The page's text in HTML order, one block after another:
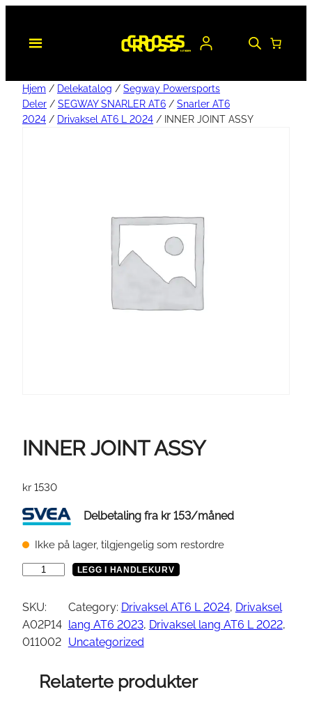
Hjem / Delekatalog / Segway Powersports
Deler / SEGWAY SNARLER AT6 / Snarler AT6
2024 / Drivaksel AT6 L 2024 / INNER JOINT ASSY
INNER JOINT ASSY
kr 1530
Delbetaling fra kr 153/måned
Ikke på lager, tilgjengelig som restordre
N
E
R
LEGG I HANDLEKURV
SKU:
A02P14
011002
Category: Drivaksel AT6 L 2024, Drivaksel
lang AT6 2023, Drivaksel lang AT6 L 2022
Uncategorized
Relaterte produkter